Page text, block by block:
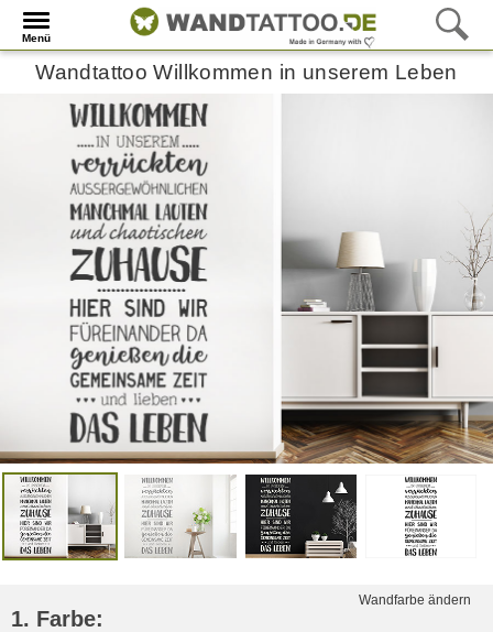
Menü
Wandtattoo Willkommen in unserem Leben
Wandfarbe ändern
1. Farbe: